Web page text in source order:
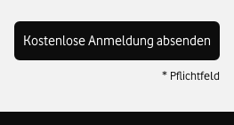
Kostenlose Anmeldung absenden
* Pflichtfeld